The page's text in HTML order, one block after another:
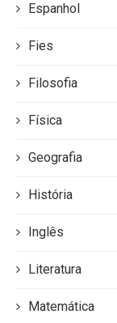
Espanhol
Fies
Filosofia
Física
Geografia
História
Inglês
Literatura
Matemática